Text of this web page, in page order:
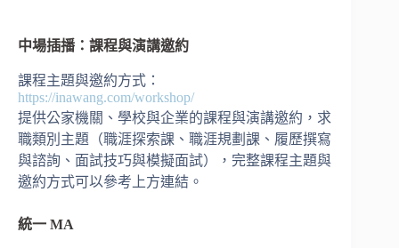
中場插播：課程與演講邀約
課程主題與邀約方式：
https://inawang.com/workshop/
提供公家機關、學校與企業的課程與演講邀約，求
職類別主題（職涯探索課、職涯規劃課、履歷撰寫
與諮詢、面試技巧與模擬面試），完整課程主題與
邀約方式可以參考上方連結。
統一 MA